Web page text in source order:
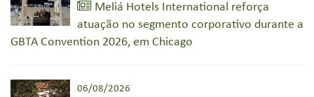
Meliá Hotels International reforça
atuação no segmento corporativo durante a
GBTA Convention 2026, em Chicago
06/08/2026